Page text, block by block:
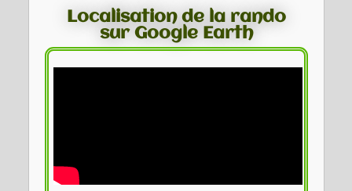
Localisation de la rando
sur Google Earth